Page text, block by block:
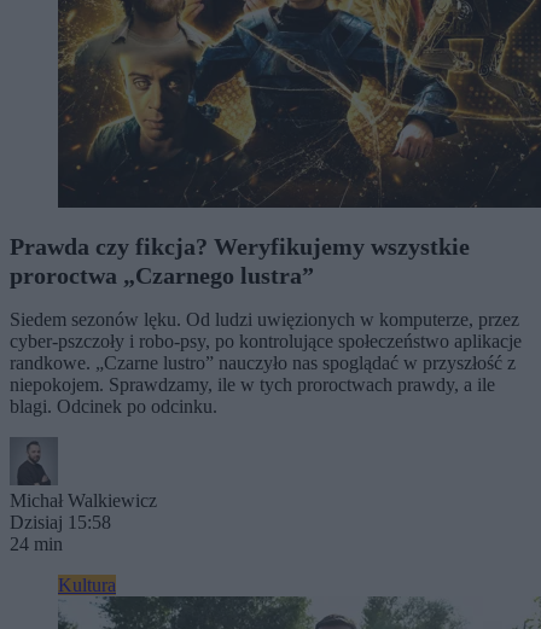
Prawda czy fikcja? Weryfikujemy wszystkie
proroctwa „Czarnego lustra”
Siedem sezonów lęku. Od ludzi uwięzionych w komputerze, przez
cyber-pszczoły i robo-psy, po kontrolujące społeczeństwo aplikacje
randkowe. „Czarne lustro” nauczyło nas spoglądać w przyszłość z
niepokojem. Sprawdzamy, ile w tych proroctwach prawdy, a ile
blagi. Odcinek po odcinku.
Michał Walkiewicz
Dzisiaj 15:58
24 min
Kultura